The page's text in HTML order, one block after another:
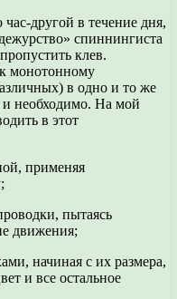
другой в течение дня,
спиннингиста
клев.
монотонному
в одно и то же
необходимо. На мой
в этот
применяя
пытаясь
движения;
начиная с их размера,
и все остальное